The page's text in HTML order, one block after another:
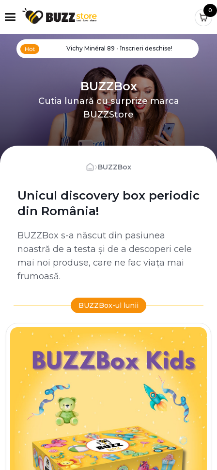
0
Vichy Minéral 89 - înscrieri deschise!
BUZZBox
Cutia lunară cu surprize marca
BUZZStore
›BUZZBox
Unicul discovery box periodic
din România!
BUZZBox s-a născut din pasiunea
noastră de a testa și de a descoperi cele
mai noi produse, care ne fac viața mai
frumoasă.
BUZZBox-ul lunii